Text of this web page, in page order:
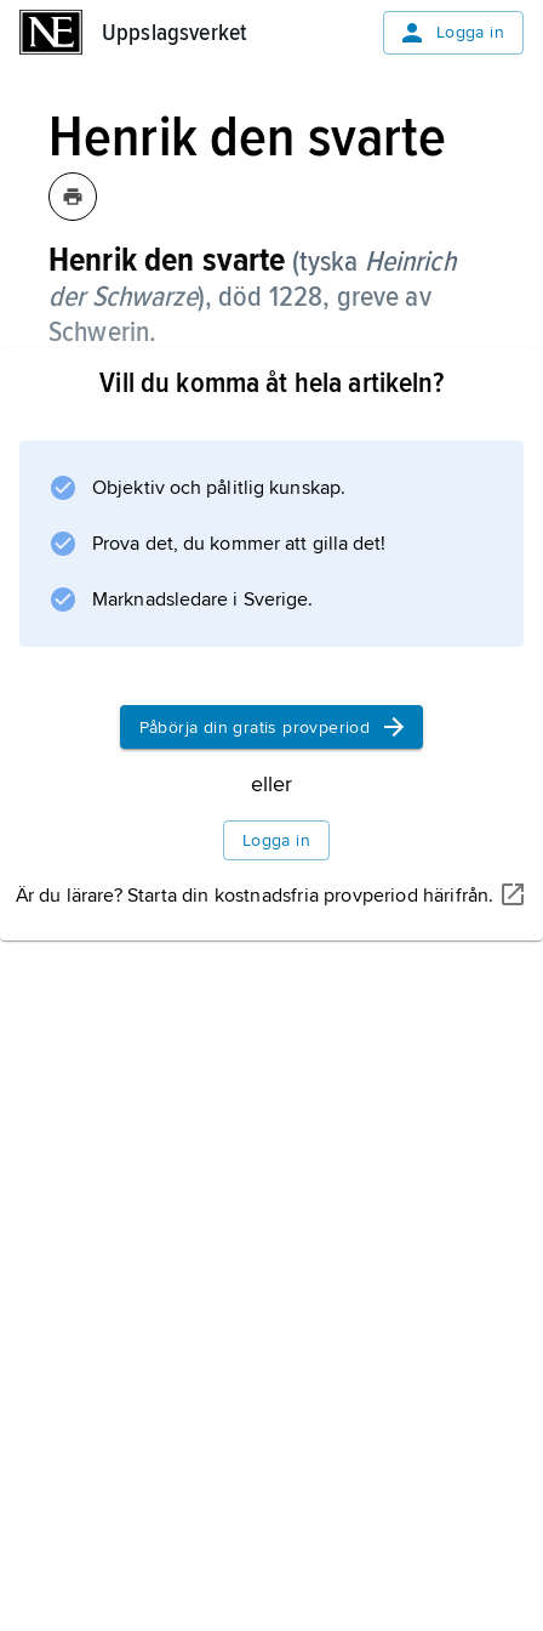
Uppslagsverket Logga in
Henrik den svarte
Henrik den svarte (tyska Heinrich
der Schwarze), död 1228, greve av
Schwerin.
Henrik den svarte låg i strid med sin länsherre
alla Danmarks nordtyska erövringar utom
Vill du komma åt hela artikeln?
Objektiv och pålitlig kunskap.
Prova det, du kommer att gilla det!
Marknadsledare i Sverige.
Påbörja din gratis provperiod
eller
Logga in
Är du lärare? Starta din kostnadsfria provperiod härifrån.